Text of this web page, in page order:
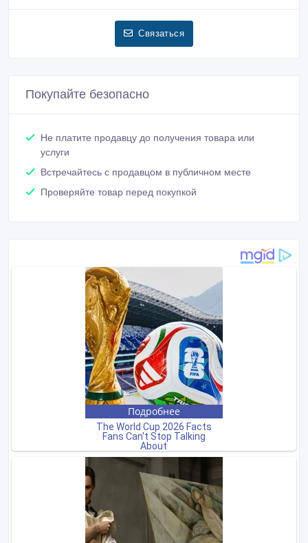
Связаться
Покупайте безопасно
Не платите продавцу до получения товара или
услуги
Встречайтесь с продавцом в публичном месте
Проверяйте товар перед покупкой